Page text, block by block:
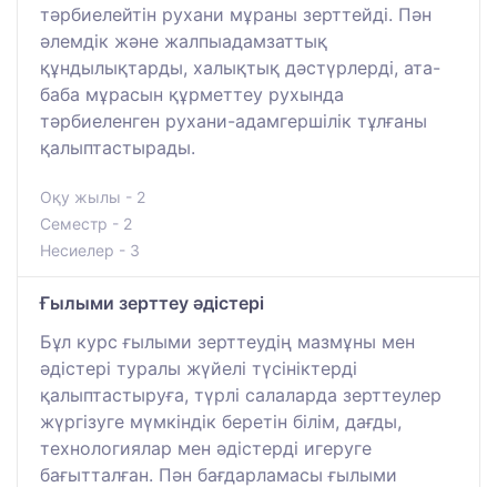
тәрбиелейтін рухани мұраны зерттейді. Пән
әлемдік және жалпыадамзаттық
құндылықтарды, халықтық дәстүрлерді, ата-
баба мұрасын құрметтеу рухында
тәрбиеленген рухани-адамгершілік тұлғаны
қалыптастырады.
Оқу жылы - 2
Семестр - 2
Несиелер - 3
Ғылыми зерттеу әдістері
Бұл курс ғылыми зерттеудің мазмұны мен
әдістері туралы жүйелі түсініктерді
қалыптастыруға, түрлі салаларда зерттеулер
жүргізуге мүмкіндік беретін білім, дағды,
технологиялар мен әдістерді игеруге
бағытталған. Пән бағдарламасы ғылыми